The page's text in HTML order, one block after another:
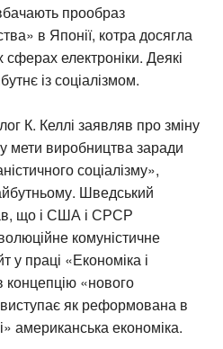
прообраз
в Японії, котра досягла
сферах електроніки. Деякі
із соціалізмом.
К. Келлі заявляв про зміну
мети виробництва заради
соціалізму»,
Шведський
що і США і СРСР
комуністичне
у праці «Економіка і
концепцію «нового
виступає як реформована в
американська економіка.